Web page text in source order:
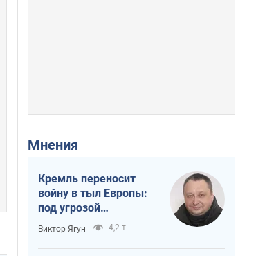
Мнения
Кремль переносит
войну в тыл Европы:
под угрозой
критическая
логистика
Виктор Ягун 4,2 т.